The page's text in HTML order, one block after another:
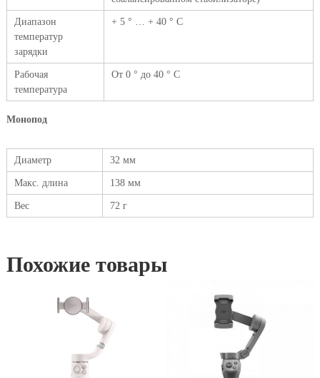
Диапазон
температур
зарядки
+ 5 ° … + 40 ° С
Рабочая
температура
От 0 ° до 40 ° C
Монопод
Диаметр 32 мм
Макс. длина 138 мм
Вес 72 г
Похожие товары